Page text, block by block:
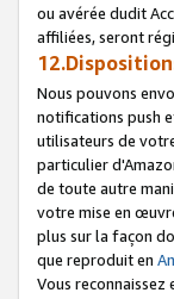
ou avérée dudit
affiliées, seront
Nous pouvons
notifications push
utilisateurs de
particulier
de toute autre
votre mise en
plus sur la façon
que reproduit en
Vous